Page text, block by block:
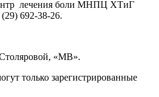
лечения боли МНПЦ ХТиГ
692-38-26.
«МВ».
только зарегистрированные